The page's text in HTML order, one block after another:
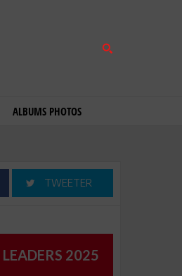
ALBUMS PHOTOS
TWEETER
2025